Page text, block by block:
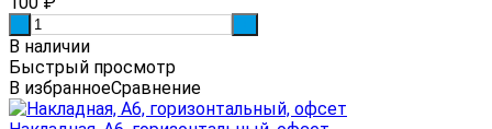
В наличии
Быстрый просмотр
В избранноеСравнение